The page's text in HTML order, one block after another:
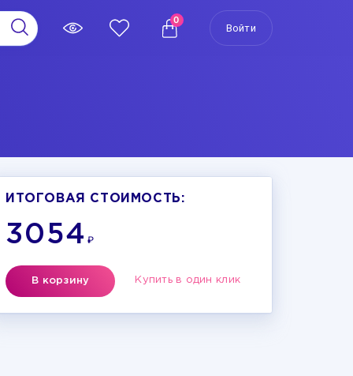
0
Войти
ИТОГОВАЯ СТОИМОСТЬ:
3054 ₽
В корзину Купить в один клик